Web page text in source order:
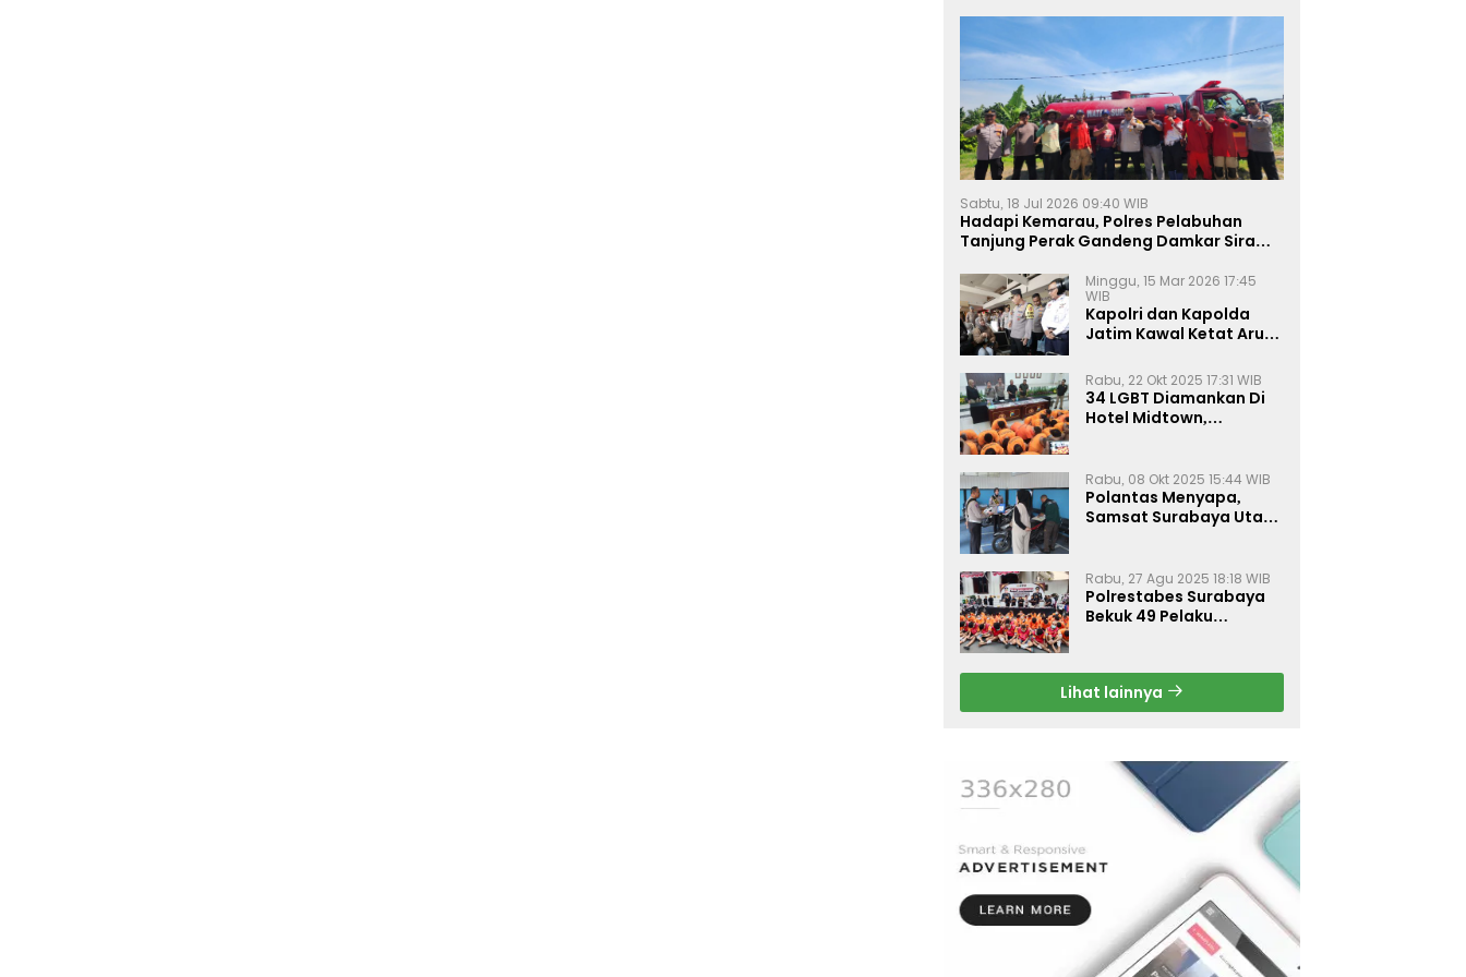
Sabtu, 18 Jul 2026 09:40 WIB
Hadapi Kemarau, Polres Pelabuhan
Tanjung Perak Gandeng Damkar Siram
Minggu, 15 Mar 2026 17:45
WIB
Kapolri dan Kapolda
Jatim Kawal Ketat Arus
Rabu, 22 Okt 2025 17:31 WIB
34 LGBT Diamankan Di
Hotel Midtown,
Rabu, 08 Okt 2025 15:44 WIB
Polantas Menyapa,
Samsat Surabaya Utara
Rabu, 27 Agu 2025 18:18 WIB
Polrestabes Surabaya
Bekuk 49 Pelaku
Gratis
Lihat lainnya